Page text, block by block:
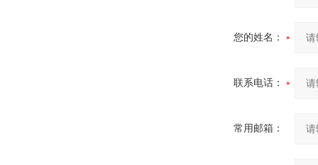
您的姓名：
联系电话：
常用邮箱：